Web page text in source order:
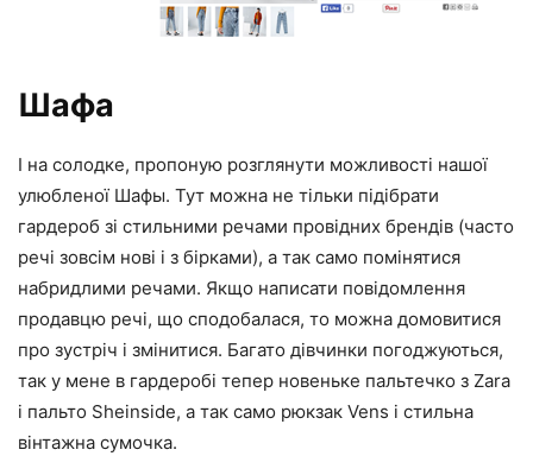
Шафа
І на солодке, пропоную розглянути можливості нашої
улюбленої Шафы. Тут можна не тільки підібрати
гардероб зі стильними речами провідних брендів (часто
речі зовсім нові і з бірками), а так само помінятися
набридлими речами. Якщо написати повідомлення
продавцю речі, що сподобалася, то можна домовитися
про зустріч і змінитися. Багато дівчинки погоджуються,
так у мене в гардеробі тепер новеньке пальтечко з Zara
і пальто Sheinside, а так само рюкзак Vens і стильна
вінтажна сумочка.